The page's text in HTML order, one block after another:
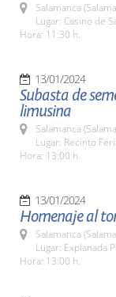
Salamanca
Lugar: Casino de
Hora: 11:30 h.
13/01/2024
Subasta de
limusina
Salamanca
Lugar: Recinto
Hora: 13:00 h.
13/01/2024
Homenaje al
Salamanca
Lugar: Explanada
Hora: 13:00 h.